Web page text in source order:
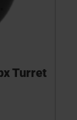
Turret